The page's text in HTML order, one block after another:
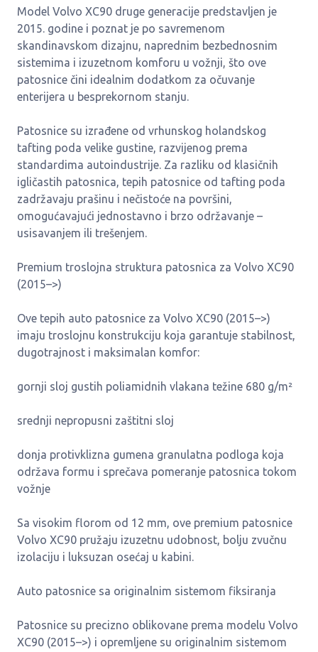
Model Volvo XC90 druge generacije predstavljen je
2015. godine i poznat je po savremenom
skandinavskom dizajnu, naprednim bezbednosnim
sistemima i izuzetnom komforu u vožnji, što ove
patosnice čini idealnim dodatkom za očuvanje
enterijera u besprekornom stanju.
Patosnice su izrađene od vrhunskog holandskog
tafting poda velike gustine, razvijenog prema
standardima autoindustrije. Za razliku od klasičnih
igličastih patosnica, tepih patosnice od tafting poda
zadržavaju prašinu i nečistoće na površini,
omogućavajući jednostavno i brzo održavanje –
usisavanjem ili trešenjem.
Premium troslojna struktura patosnica za Volvo XC90
(2015–>)
Ove tepih auto patosnice za Volvo XC90 (2015–>)
imaju troslojnu konstrukciju koja garantuje stabilnost,
dugotrajnost i maksimalan komfor:
gornji sloj gustih poliamidnih vlakana težine 680 g/m²
srednji nepropusni zaštitni sloj
donja protivklizna gumena granulatna podloga koja
održava formu i sprečava pomeranje patosnica tokom
vožnje
Sa visokim florom od 12 mm, ove premium patosnice
Volvo XC90 pružaju izuzetnu udobnost, bolju zvučnu
izolaciju i luksuzan osećaj u kabini.
Auto patosnice sa originalnim sistemom fiksiranja
Patosnice su precizno oblikovane prema modelu Volvo
XC90 (2015–>) i opremljene su originalnim sistemom